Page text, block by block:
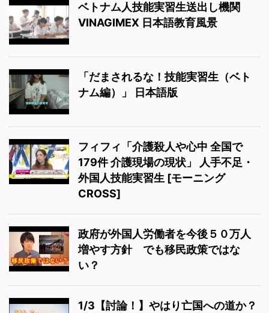
ベトナム人技能実習生送出し機関
VINAGIMEX 日本語教育風景
「だまされるな！技能実習生（ベト
ナム編）」 日本語版
フィフィ「介護殺人や心中 全国で
179件 介護現場の現状」 人手不足・
外国人技能実習生 [モーニング
CROSS]
政府が外国人労働者を今後５０万人
増やす方針 でも移民政策ではな
い？
1/3【討論！】やはり亡国への道か？